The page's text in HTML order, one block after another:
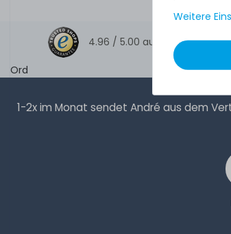
4.96 / 5.00 aus 8.500
Ord
1-2x im Monat sendet André aus dem
Weitere